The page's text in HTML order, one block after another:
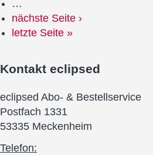
…
nächste Seite ›
letzte Seite »
Kontakt eclipsed
eclipsed Abo- & Bestellservice
Postfach 1331
53335 Meckenheim
Telefon: